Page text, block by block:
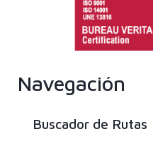
Navegación
Buscador de Rutas